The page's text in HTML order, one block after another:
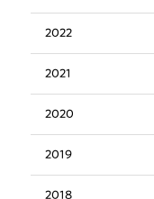
2022
2021
2020
2019
2018